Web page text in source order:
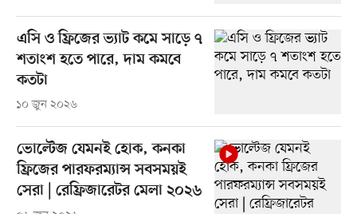
এসি ও ফ্রিজের ভ্যাট কমে সাড়ে ৭
শতাংশ হতে পারে, দাম কমবে
কতটা
১০ জুন ২০২৬
ভোল্টেজ যেমনই হোক, কনকা
ফ্রিজের পারফরম্যান্স সবসময়ই
সেরা | রেফ্রিজারেটর মেলা ২০২৬